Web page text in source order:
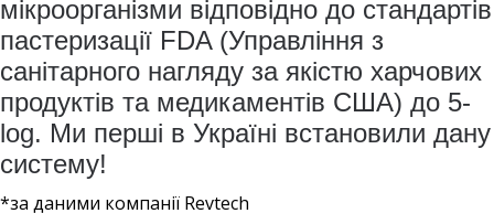
мікроорганізми відповідно до стандартів
пастеризації FDA (Управління з
санітарного нагляду за якістю харчових
продуктів та медикаментів США) до 5-
log. Ми перші в Україні встановили дану
систему!
*за даними компанії Revtech